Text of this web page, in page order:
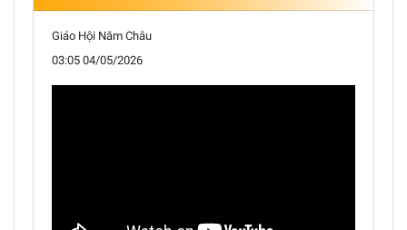
Giáo Hội Năm Châu
03:05 04/05/2026